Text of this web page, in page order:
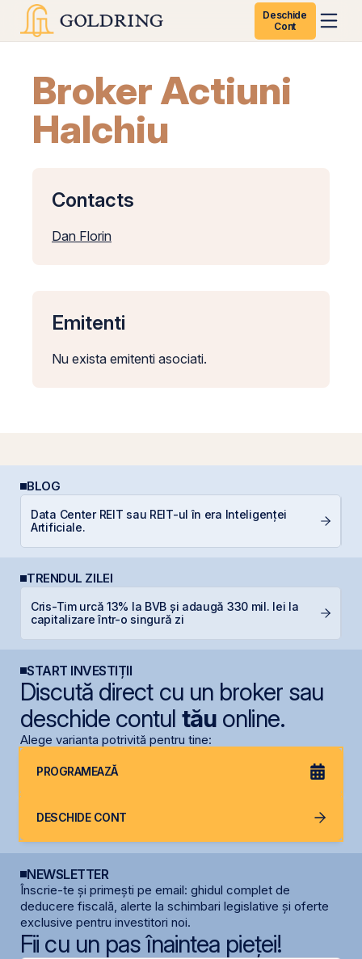
Deschide
Cont
Broker Actiuni
Halchiu
Contacts
Dan Florin
Emitenti
Nu exista emitenti asociati.
BLOG
Data Center REIT sau REIT-ul în era Inteligenței
Artificiale.
TRENDUL ZILEI
Cris-Tim urcă 13% la BVB și adaugă 330 mil. lei la
capitalizare într-o singură zi
START INVESTIȚII
Discută direct cu un broker sau
deschide contul tăuonline.
Alege varianta potrivită pentru tine:
PROGRAMEAZĂ
DESCHIDE CONT
NEWSLETTER
Înscrie-te și primești pe email: ghidul complet de
deducere fiscală, alerte la schimbari legislative și oferte
exclusive pentru investitori noi.
Fii cu un pas înaintea pieței!